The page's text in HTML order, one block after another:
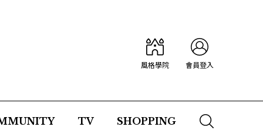
風格學院 會員登入
TV SHOPPING